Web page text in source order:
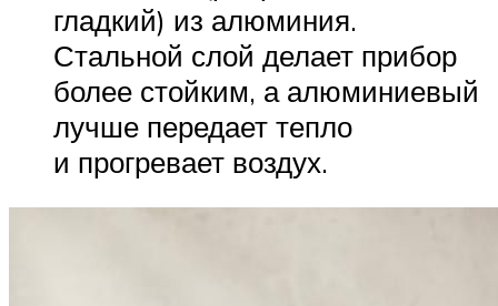
гладкий) из алюминия.
Стальной слой делает прибор
более стойким, а алюминиевый
лучше передает тепло
и прогревает воздух.